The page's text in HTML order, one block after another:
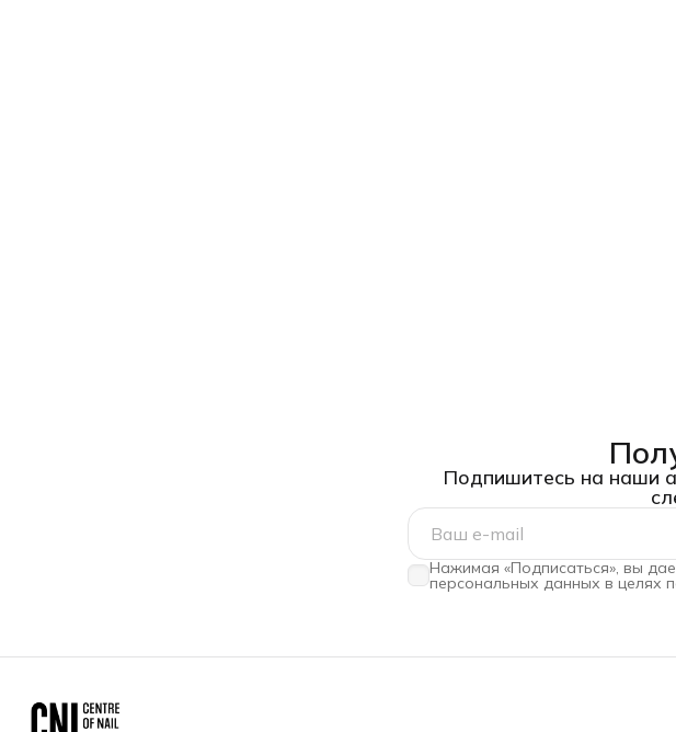
Подпишитесь на наши
Нажимая «Подписаться», вы
персональных данных в целях